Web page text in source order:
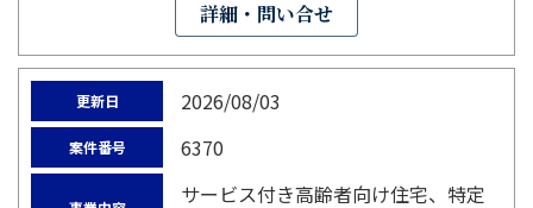
詳細・問い合せ
更新日 2026/08/03
案件番号 6370
サービス付き高齢者向け住宅、特定